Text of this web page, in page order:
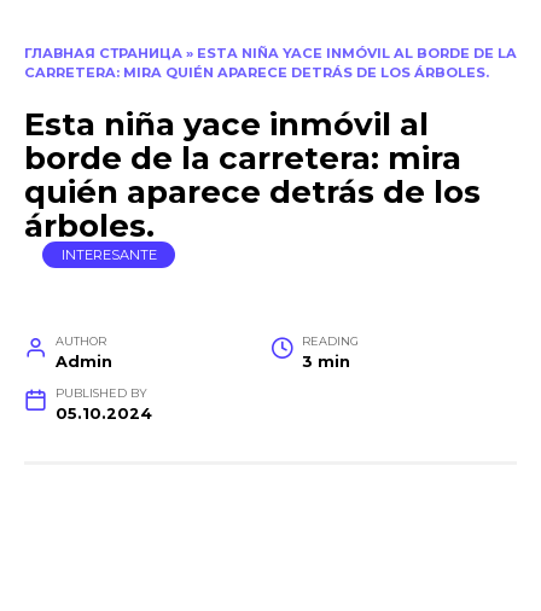
ГЛАВНАЯ СТРАНИЦА » ESTA NIÑA YACE INMÓVIL AL BORDE DE LA
CARRETERA: MIRA QUIÉN APARECE DETRÁS DE LOS ÁRBOLES.
Esta niña yace inmóvil al
borde de la carretera: mira
quién aparece detrás de los
árboles.
INTERESANTE
AUTHOR
Admin
READING
3 min
PUBLISHED BY
05.10.2024